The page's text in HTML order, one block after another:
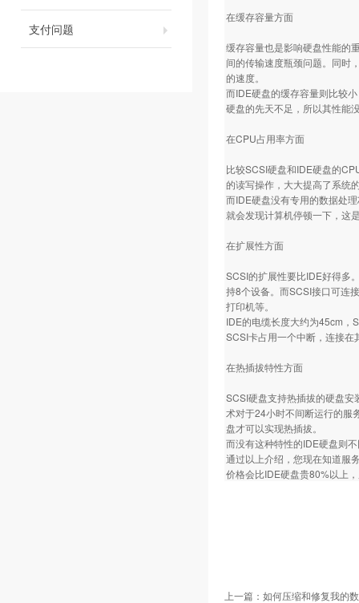
支付问题
在缓存容量方面
缓存容量也是影响硬盘性能的
间的传输速度瓶颈问题。同时
的速度。
而IDE硬盘的缓存容量则比较
硬盘的先天不足，所以其性能
在CPU占用率方面
比较SCSI硬盘和IDE硬盘的
的读写操作，大大提高了系统
而IDE硬盘没有专用的数据处
就会发现计算机停顿一下，这
在扩展性方面
SCSI的扩展性要比IDE好得多
持8个设备。而SCSI接口可连
打印机等。
IDE的电缆长度大约为45cm，
SCSI卡占用一个中断，连接
在热插拔特性方面
SCSI硬盘支持热插拔的硬盘
术对于24小时不间断运行的服
盘才可以实现热插拔。
而没有这种特性的IDE硬盘则
通过以上介绍，您现在知道服
价格会比IDE硬盘贵80%以上
上一篇： 如何压缩和修复我的